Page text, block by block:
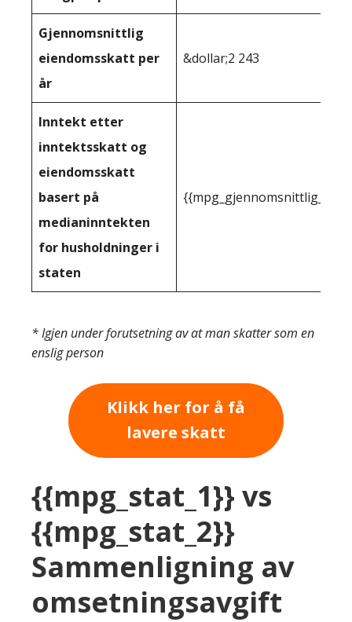
Gjennomsnittlig
eiendomsskatt per
år
&dollar;2 243
Inntekt etter
inntektsskatt og
eiendomsskatt
basert på
medianinntekten
for husholdninger i
staten
* Igjen under forutsetning av at man skatter som en
enslig person
Klikk her for å få
lavere skatt
{{mpg_stat_1}} vs
{{mpg_stat_2}}
Sammenligning av
omsetningsavgift